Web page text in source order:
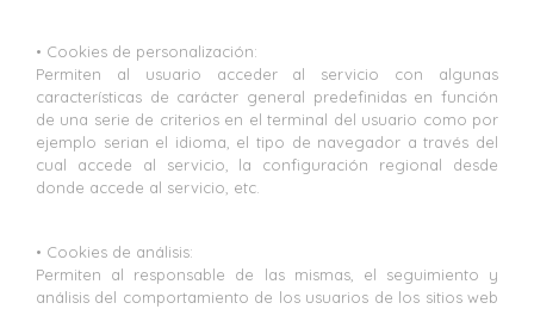
• Cookies de personalización:
Permiten al usuario acceder al servicio con algunas
características de carácter general predefinidas en función
de una serie de criterios en el terminal del usuario como por
ejemplo serian el idioma, el tipo de navegador a través del
cual accede al servicio, la configuración regional desde
donde accede al servicio, etc.
• Cookies de análisis:
Permiten al responsable de las mismas, el seguimiento y
análisis del comportamiento de los usuarios de los sitios web